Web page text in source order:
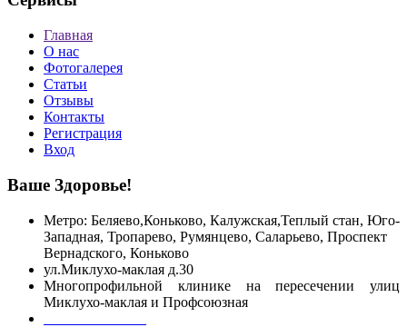
Главная
О нас
Фотогалерея
Статьи
Отзывы
Контакты
Регистрация
Вход
Ваше Здоровье!
Метро: Беляево,Коньково, Калужская,Теплый стан, Юго-
Западная, Тропарево, Румянцево, Саларьево, Проспект
Вернадского, Коньково
ул.Миклухо-маклая д.30
Многопрофильной клинике на пересечении улиц
Миклухо-маклая и Профсоюзная